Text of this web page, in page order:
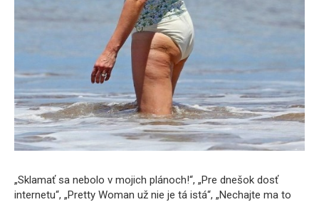
„Sklamať sa nebolo v mojich plánoch!“, „Pre dnešok dosť
internetu“, „Pretty Woman už nie je tá istá“, „Nechajte ma to